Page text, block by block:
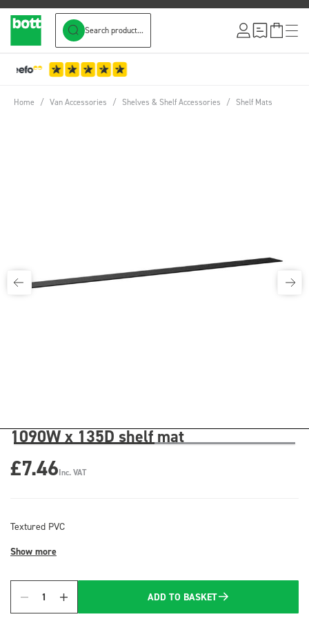
Search product...
Skip to Content
Home / Van Accessories / Shelves & Shelf Accessories / Shelf Mats
1090W x 135D shelf mat
£7.46Inc. VAT
Textured PVC
Show more
Quantity
ADD TO BASKET